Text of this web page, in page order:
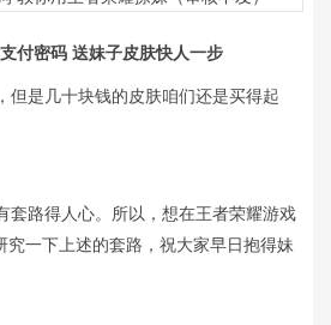
付密码 送妹子皮肤快人一步
是几十块钱的皮肤咱们还是买得起
路得人心。所以，想在王者荣耀游戏
究一下上述的套路，祝大家早日抱得妹